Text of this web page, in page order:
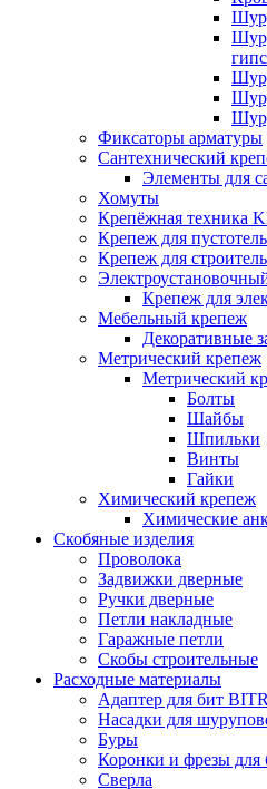
Фиксаторы арматуры
Сантехнический
Элементы для
Хомуты
Крепёжная техника
Крепеж для
Крепеж для
Крепеж для
Мебельный крепеж
Декоративные
Метрический крепеж
Метрический
Болты
Шайбы
Шпильки
Винты
Гайки
Химический крепеж
Химические
Скобяные изделия
Проволока
Задвижки дверные
Ручки дверные
Петли накладные
Гаражные петли
Скобы строительные
Расходные материалы
Адаптер для бит
Насадки для
Буры
Коронки и фрезы для
Сверла